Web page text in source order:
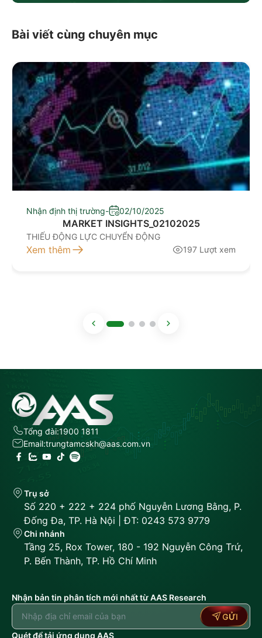
Bài viết cùng chuyên mục
Nhận định thị trường- 02/10/2025
MARKET INSIGHTS_02102025
THIẾU ĐỘNG LỰC CHUYỂN ĐỘNG
Xem thêm 197 Lượt xem
Tổng đài:1900 1811
Email:trungtamcskh@aas.com.vn
Trụ sở
Số 220 + 222 + 224 phố Nguyễn Lương Bằng, P.
Đống Đa, TP. Hà Nội | ĐT: 0243 573 9779
Chi nhánh
Tầng 25, Rox Tower, 180 - 192 Nguyễn Công Trứ,
P. Bến Thành, TP. Hồ Chí Minh
Nhận bản tin phân tích mới nhất từ AAS Research
GỬI
Quét để tải ứng dụng AAS